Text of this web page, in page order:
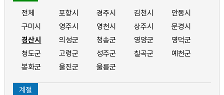
전체 포항시 경주시 김천시
안동시
구미시
영주시 영천시 상주시
문경시
경산시
의성군 청송군 영양군
영덕군
청도군
고령군 성주군 칠곡군
예천군
봉화군
울진군 울릉군
계절